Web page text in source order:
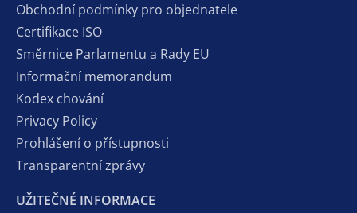
Obchodní podmínky pro objednatele
Certifikace ISO
Směrnice Parlamentu a Rady EU
Informační memorandum
Kodex chování
Privacy Policy
Prohlášení o přístupnosti
Transparentní zprávy
UŽITEČNÉ INFORMACE